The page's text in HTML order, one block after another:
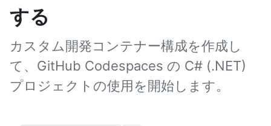
する
カスタム開発コンテナー構成を作成し
て、GitHub Codespaces の C# (.NET)
プロジェクトの使用を開始します。